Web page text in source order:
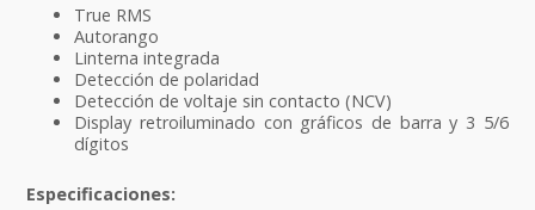
True RMS
Autorango
Linterna integrada
Detección de polaridad
Detección de voltaje sin contacto (NCV)
Display retroiluminado con gráficos de barra y 3 5/6
dígitos
Especificaciones: